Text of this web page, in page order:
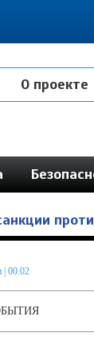
постсоветском
О проекте
| 00.02